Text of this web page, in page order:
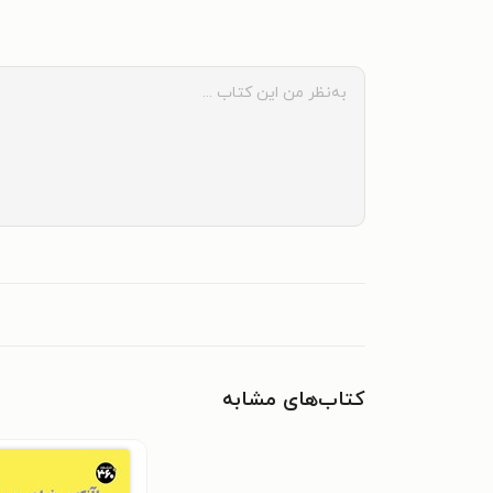
کتاب‌های مشابه